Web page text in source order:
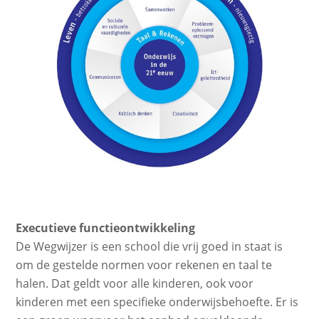
Executieve functieontwikkeling
De Wegwijzer is een school die vrij goed in staat is
om de gestelde normen voor rekenen en taal te
halen. Dat geldt voor alle kinderen, ook voor
kinderen met een specifieke onderwijsbehoefte. Er is